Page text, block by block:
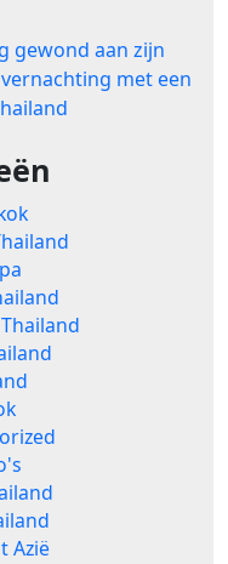
gewond aan zijn
met een
Azië